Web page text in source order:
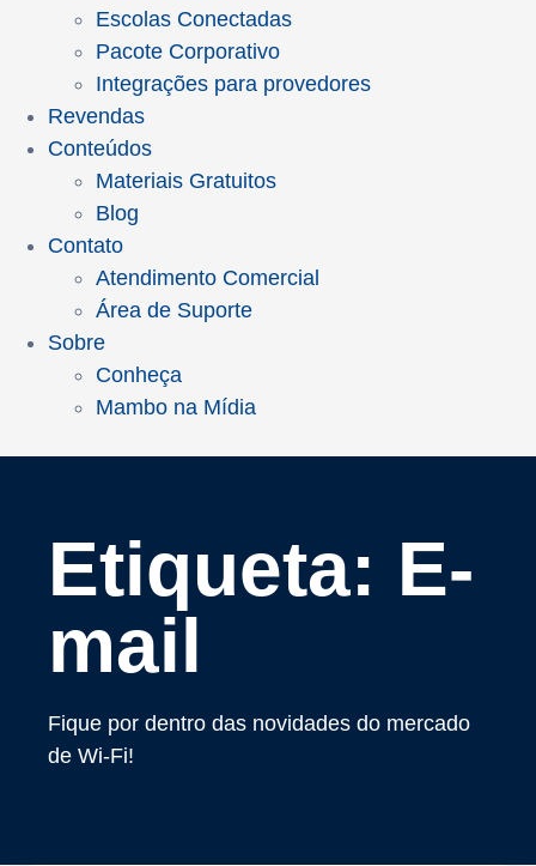
Escolas Conectadas
Pacote Corporativo
Integrações para provedores
Revendas
Conteúdos
Materiais Gratuitos
Blog
Contato
Atendimento Comercial
Área de Suporte
Sobre
Conheça
Mambo na Mídia
Etiqueta: E-
mail
Fique por dentro das novidades do mercado
de Wi-Fi!